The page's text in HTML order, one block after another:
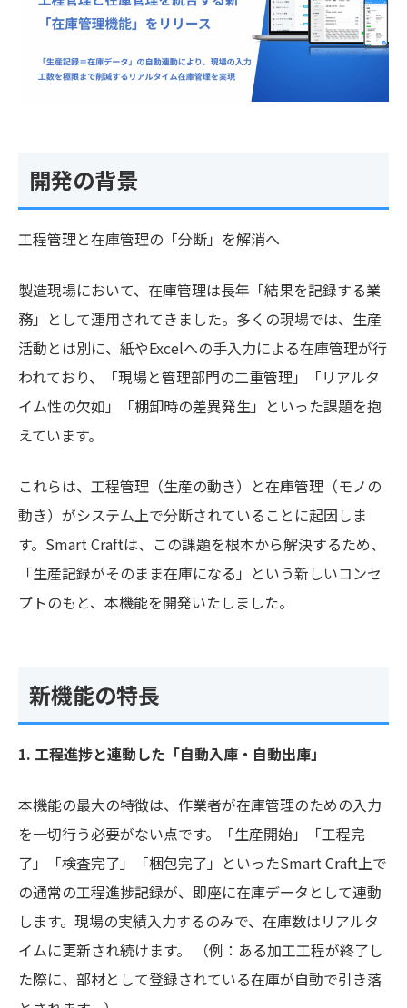
開発の背景
工程管理と在庫管理の「分断」を解消へ
製造現場において、在庫管理は長年「結果を記録する業
務」として運用されてきました。多くの現場では、生産
活動とは別に、紙やExcelへの手入力による在庫管理が行
われており、「現場と管理部門の二重管理」「リアルタ
イム性の欠如」「棚卸時の差異発生」といった課題を抱
えています。
これらは、工程管理（生産の動き）と在庫管理（モノの
動き）がシステム上で分断されていることに起因しま
す。Smart Craftは、この課題を根本から解決するため、
「生産記録がそのまま在庫になる」という新しいコンセ
プトのもと、本機能を開発いたしました。
新機能の特長
1. 工程進捗と連動した「自動入庫・自動出庫」
本機能の最大の特徴は、作業者が在庫管理のための入力
を一切行う必要がない点です。「生産開始」「工程完
了」「検査完了」「梱包完了」といったSmart Craft上で
の通常の工程進捗記録が、即座に在庫データとして連動
します。現場の実績入力するのみで、在庫数はリアルタ
イムに更新され続けます。 （例：ある加工工程が終了し
た際に、部材として登録されている在庫が自動で引き落